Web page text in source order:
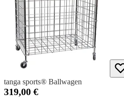
tanga sports® Ballwagen
319,00 €